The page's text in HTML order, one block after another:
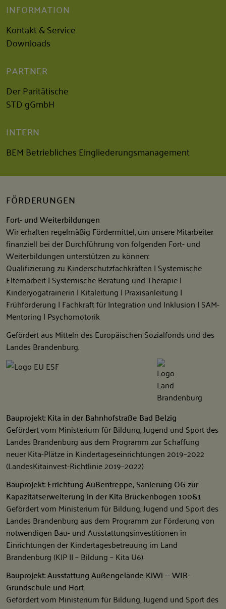
INFORMATION
Kontakt & Service
Downloads
PARTNER
Der Paritätische
STD gGmbH
INTERN
BEM Betriebliches Eingliederungsmanagement
FÖRDERUNGEN
Fort- und Weiterbildungen
Wir erhalten regelmäßig Fördermittel, um unsere Mitarbeiter
finanziell bei der Durchführung von folgenden Fort- und
Weiterbildungen unterstützen zu können:
Qualifizierung zu Kinderschutzfachkräften | Systemische
Elternarbeit | Systemische Beratung und Therapie |
Kinderyogatrainerin | Kitaleitung | Praxisanleitung |
Frühförderung | Fachkraft für Integration und Inklusion | SAM-
Mentoring | Psychomotorik
Gefördert aus Mitteln des Europäischen Sozialfonds und des
Landes Brandenburg.
Bauprojekt: Kita in der Bahnhofstraße Bad Belzig
Gefördert vom Ministerium für Bildung, Jugend und Sport des
Landes Brandenburg aus dem Programm zur Schaffung
neuer Kita-Plätze in Kindertageseinrichtungen 2019–2022
(LandesKitainvest-Richtlinie 2019–2022)
Bauprojekt: Errichtung Außentreppe, Sanierung OG zur
Kapazitätserweiterung in der Kita Brückenbogen 100&1
Gefördert vom Ministerium für Bildung, Jugend und Sport des
Landes Brandenburg aus dem Programm zur Förderung von
notwendigen Bau- und Ausstattungsinvestitionen in
Einrichtungen der Kindertagesbetreuung im Land
Brandenburg (KIP II – Bildung – Kita U6)
Bauprojekt: Ausstattung Außengelände KiWi -- WIR-
Grundschule und Hort
Gefördert vom Ministerium für Bildung, Jugend und Sport des